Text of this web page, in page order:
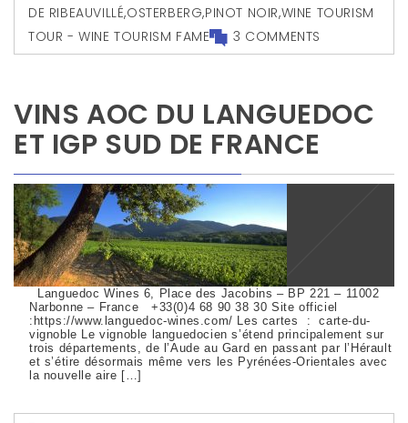
DE RIBEAUVILLÉ,OSTERBERG,PINOT NOIR,WINE TOURISM
TOUR - WINE TOURISM FAME
3 COMMENTS
VINS AOC DU LANGUEDOC
ET IGP SUD DE FRANCE
Languedoc Wines 6, Place des Jacobins – BP 221 – 11002
Narbonne – France +33(0)4 68 90 38 30 Site officiel
:https://www.languedoc-wines.com/ Les cartes : carte-du-
vignoble Le vignoble languedocien s’étend principalement sur
trois départements, de l’Aude au Gard en passant par l’Hérault
et s’étire désormais même vers les Pyrénées-Orientales avec
la nouvelle aire […]